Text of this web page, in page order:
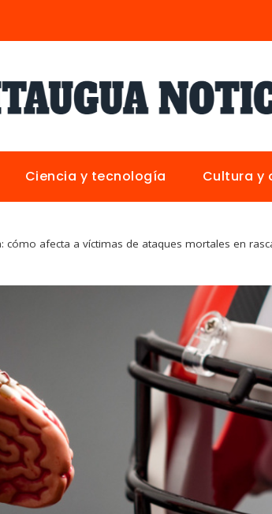
Ciencia y tecnología Cultura y
cómo afecta a víctimas de ataques mortales en